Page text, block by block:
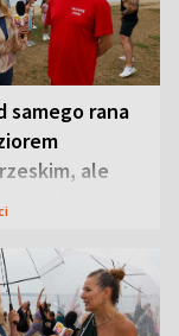
samego rana
ale
jedna